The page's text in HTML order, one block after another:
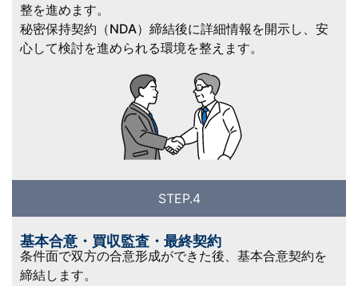
整を進めます。
秘密保持契約（NDA）締結後に詳細情報を開示し、安
心して検討を進められる環境を整えます。
STEP.4
基本合意・買収監査・最終契約
条件面で双方の合意形成ができた後、基本合意契約を
締結します。